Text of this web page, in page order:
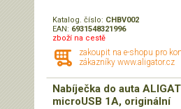
Katalog. číslo: CHBV002
EAN: 6931548321996
zboží na cestě
zakoupit na e-shopu pro
zákazníky www.aligator.cz
Nabíječka do auta
microUSB 1A, originální